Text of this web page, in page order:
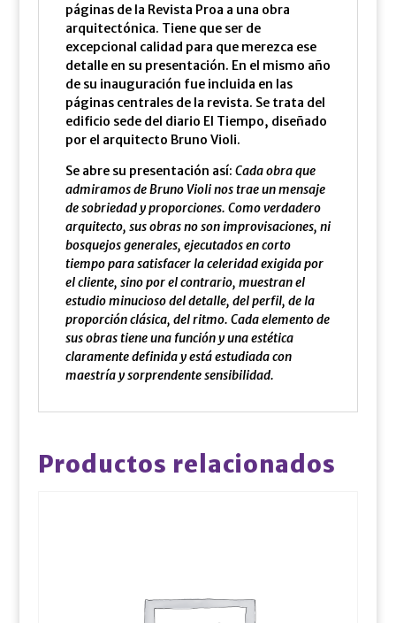
páginas de la Revista Proa a una obra
arquitectónica. Tiene que ser de
excepcional calidad para que merezca ese
detalle en su presentación. En el mismo año
de su inauguración fue incluida en las
páginas centrales de la revista. Se trata del
edificio sede del diario El Tiempo, diseñado
por el arquitecto Bruno Violi.
Se abre su presentación así: Cada obra que
admiramos de Bruno Violi nos trae un mensaje
de sobriedad y proporciones. Como verdadero
arquitecto, sus obras no son improvisaciones, ni
bosquejos generales, ejecutados en corto
tiempo para satisfacer la celeridad exigida por
el cliente, sino por el contrario, muestran el
estudio minucioso del detalle, del perfil, de la
proporción clásica, del ritmo. Cada elemento de
sus obras tiene una función y una estética
claramente definida y está estudiada con
maestría y sorprendente sensibilidad.
Productos relacionados